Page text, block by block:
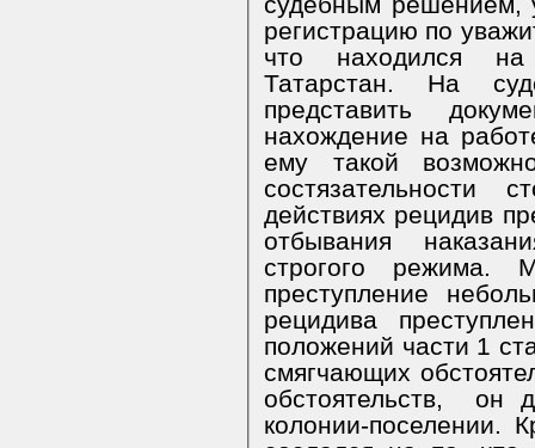
регистрацию по
что находился на
Татарстан. На
представить
нахождение на
ему такой
действиях рецидив
отбывания
строгого
преступление
рецидива
положений части 1
смягчающих
обстоятельств,
он
колонии-поселении.